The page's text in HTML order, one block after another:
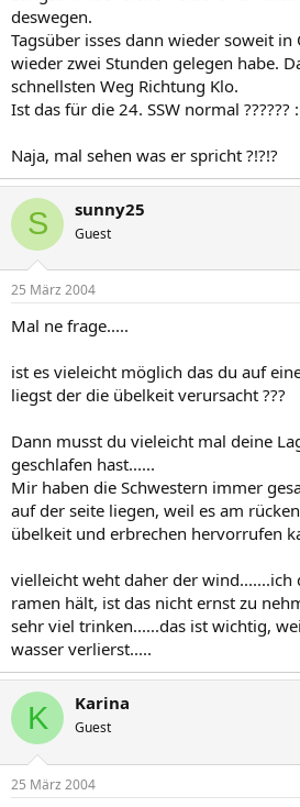
deswegen.
Tagsüber isses dann wieder soweit
wieder zwei Stunden gelegen habe.
schnellsten Weg Richtung Klo.
Ist das für die 24. SSW normal ??????
Naja, mal sehen was er spricht ?!?!?
S sunny25
Guest
25 März 2004
Mal ne frage.....
ist es vieleicht möglich das du auf
liegst der die übelkeit verursacht ???
Dann musst du vieleicht mal deine
geschlafen hast......
Mir haben die Schwestern immer
auf der seite liegen, weil es am
übelkeit und erbrechen hervorrufen
vielleicht weht daher der wind.......ich
ramen hält, ist das nicht ernst zu
sehr viel trinken......das ist wichtig,
wasser verlierst.....
K Karina
Guest
25 März 2004